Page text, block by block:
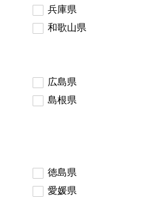
兵庫県
和歌山県
広島県
島根県
徳島県
愛媛県